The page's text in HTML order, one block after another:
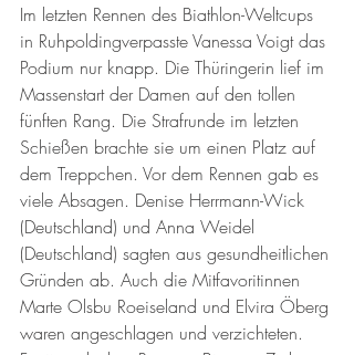
Im letzten Rennen des Biathlon-Weltcups
in Ruhpoldingverpasste Vanessa Voigt das
Podium nur knapp. Die Thüringerin lief im
Massenstart der Damen auf den tollen
fünften Rang. Die Strafrunde im letzten
Schießen brachte sie um einen Platz auf
dem Treppchen. Vor dem Rennen gab es
viele Absagen. Denise Herrmann-Wick
(Deutschland) und Anna Weidel
(Deutschland) sagten aus gesundheitlichen
Gründen ab. Auch die Mitfavoritinnen
Marte Olsbu Roeiseland und Elvira Öberg
waren angeschlagen und verzichteten.